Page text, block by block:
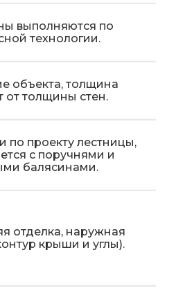
выполняются по
технологии.
объекта, толщина
от толщины стен.
по проекту лестницы,
с поручнями и
балясинами.
отделка, наружная
крыши и углы).